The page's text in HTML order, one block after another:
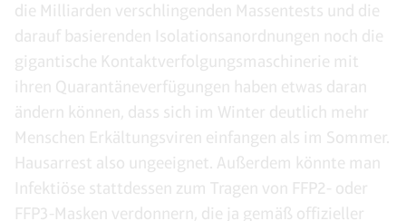
die Milliarden verschlingenden Massentests und die
darauf basierenden Isolationsanordnungen noch die
gigantische Kontaktverfolgungsmaschinerie mit
ihren Quarantäneverfügungen haben etwas daran
ändern können, dass sich im Winter deutlich mehr
Menschen Erkältungsviren einfangen als im Sommer.
Hausarrest also ungeeignet. Außerdem könnte man
Infektiöse stattdessen zum Tragen von FFP2- oder
FFP3-Masken verdonnern, die ja gemäß offizieller